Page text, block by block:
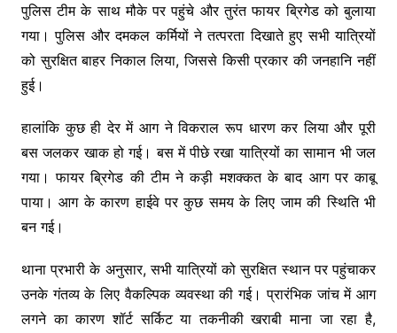
पुलिस टीम के साथ मौके पर पहुंचे और तुरंत फायर ब्रिगेड को बुलाया
गया। पुलिस और दमकल कर्मियों ने तत्परता दिखाते हुए सभी यात्रियों
को सुरक्षित बाहर निकाल लिया, जिससे किसी प्रकार की जनहानि नहीं
हुई।
हालांकि कुछ ही देर में आग ने विकराल रूप धारण कर लिया और पूरी
बस जलकर खाक हो गई। बस में पीछे रखा यात्रियों का सामान भी जल
गया। फायर ब्रिगेड की टीम ने कड़ी मशक्कत के बाद आग पर काबू
पाया। आग के कारण हाईवे पर कुछ समय के लिए जाम की स्थिति भी
बन गई।
थाना प्रभारी के अनुसार, सभी यात्रियों को सुरक्षित स्थान पर पहुंचाकर
उनके गंतव्य के लिए वैकल्पिक व्यवस्था की गई। प्रारंभिक जांच में आग
लगने का कारण शॉर्ट सर्किट या तकनीकी खराबी माना जा रहा है,